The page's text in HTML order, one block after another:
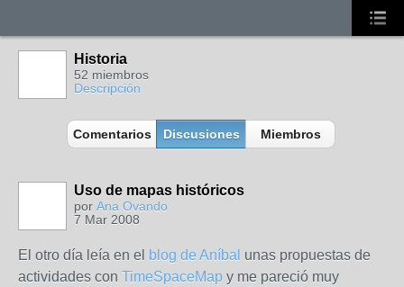
Historia
52 miembros
Descripción
Comentarios Discusiones Miembros
Uso de mapas históricos
por Ana Ovando
7 Mar 2008
El otro día leía en el blog de Aníbal unas propuestas de
actividades con TimeSpaceMap y me pareció muy